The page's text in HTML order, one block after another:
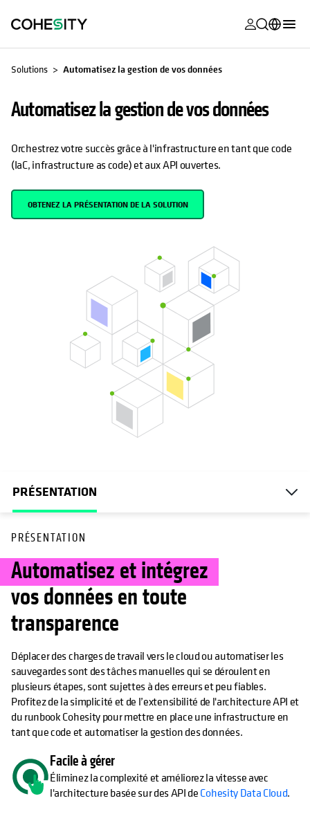
s’ouvre
s’ouvre
Alta
s’ouvre
s’ouvre
s’ouvre
s’ouvre
s’ouvre
s’ouvre
Deutsch (Germany)
日本語 (Japan)
Português (Brazil)
Korea)
Español (Spain)
Solutions Automatisez la gestion de vos données
Automatisez la gestion de vos données
Orchestrez votre succès grâce à l'infrastructure en tant que code
(IaC, infrastructure as code) et aux API ouvertes.
OBTENEZ LA PRÉSENTATION DE LA SOLUTION
S’OUVRE DANS UN NOUVEL ONGLET
PRÉSENTATION
PRÉSENTATION
Automatisez et intégrez
vos données en toute
transparence
Déplacer des charges de travail vers le cloud ou automatiser les
sauvegardes sont des tâches manuelles qui se déroulent en
plusieurs étapes, sont sujettes à des erreurs et peu fiables.
Profitez de la simplicité et de l’extensibilité de l'architecture API et
du runbook Cohesity pour mettre en place une infrastructure en
tant que code et automatiser la gestion des données.
Facile à gérer
Éliminez la complexité et améliorez la vitesse avec
l'architecture basée sur des API deCohesity Data Cloud.